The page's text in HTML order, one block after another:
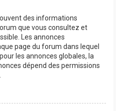
des informations
que vous consultez et
Les annonces
page du forum dans lequel
les annonces globales, la
dépend des permissions